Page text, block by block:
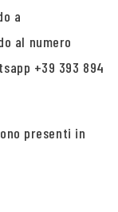
a
al numero
+39 393 894
presenti in